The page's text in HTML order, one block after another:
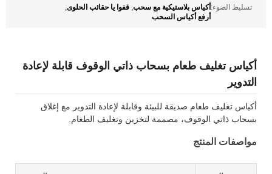
تسليط الضوء:أكياس بلاستيكية مع سحب, قفوا يا حقائب الحلوى,
أرفع أكياس السحب
أكياس تغليف طعام بسحاب ذاتي الوقوف قابلة لإعادة
التدوير
أكياس تغليف طعام صديقة للبيئة وقابلة لإعادة التدوير مع إغلاق
بسحاب ذاتي الوقوف، مصممة لتخزين وتغليف الطعام.
مواصفات المنتج